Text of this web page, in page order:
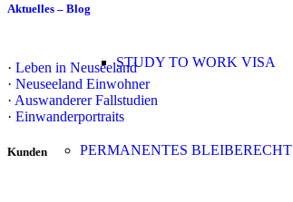
STUDY TO WORK VISA
PERMANENTES BLEIBERECHT
Aktuelles – Blog
· Leben in Neuseeland
· Neuseeland Einwohner
· Auswanderer Fallstudien
· Einwanderportraits
Kunden